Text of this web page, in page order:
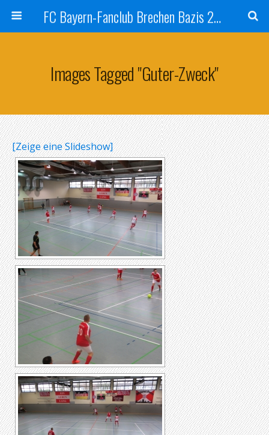
FC Bayern-Fanclub Brechen Bazis 2007
Images Tagged "guter-Zweck"
[Zeige eine Slideshow]